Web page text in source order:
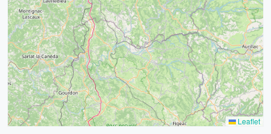
15
21
14
52 68
Leaflet